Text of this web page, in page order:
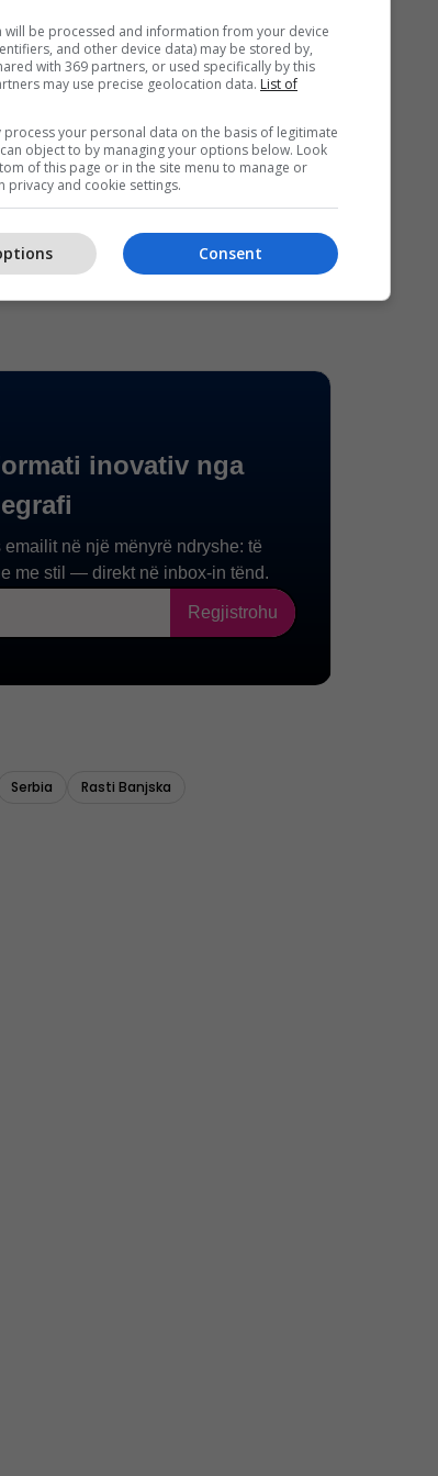
i përfshirë në aktivitete ekonomike.
se regjimi në Beograd i
tha Niniq.
Toliqin me burgim të
me 30 vjet burgim, vendim që ka
rreth rolit të Serbisë në
will be processed and information from your device
and other device data) may be stored by,
with 369 partners, or used specifically by this
may use precise geolocation data. List of
process your personal data on the basis of legitimate
object to by managing your options below. Look
of this page or in the site menu to manage or
privacy and cookie settings.
Consent